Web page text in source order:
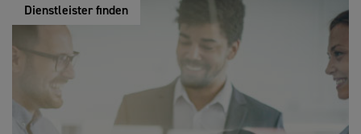
Dienstleister finden